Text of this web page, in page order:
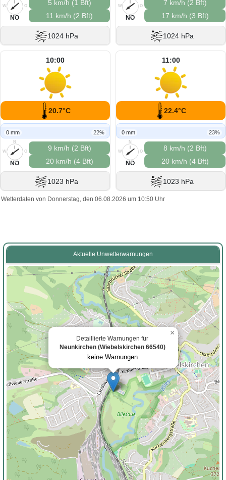
O
S
W
NO
5 km/h (1 Bft)
11 km/h (2 Bft)
1024 hPa
O
S
W
NO
7 km/h (2 Bft)
17 km/h (3 Bft)
1024 hPa
10:00
20.7°C
0 mm 22%
N
O
S
W
NO
9 km/h (2 Bft)
20 km/h (4 Bft)
1023 hPa
11:00
22.4°C
0 mm 23%
N
O
S
W
NO
8 km/h (2 Bft)
20 km/h (4 Bft)
1023 hPa
Wetterdaten von Donnerstag, den 06.08.2026 um 10:50 Uhr
Aktuelle Unwetterwarnungen
Detaillierte Warnungen für
Neunkirchen (Wiebelskirchen 66540)
keine Warnungen
×